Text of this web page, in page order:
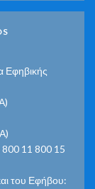
Εφηβικής
800 11 800 15
του Εφήβου: